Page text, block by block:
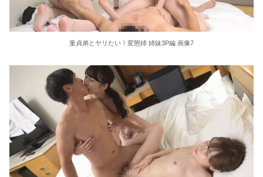
童貞弟とヤリたい！変態姉 姉妹3P編 画像7